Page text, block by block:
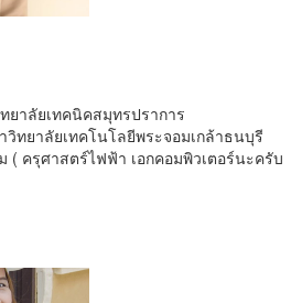
ยาลัยเทคนิคสมุทรปราการ
ทยาลัยเทคโนโลยีพระจอมเกล้าธนบุรี
ครุศาสตร์ไฟฟ้า เอกคอมพิวเตอร์นะครับ